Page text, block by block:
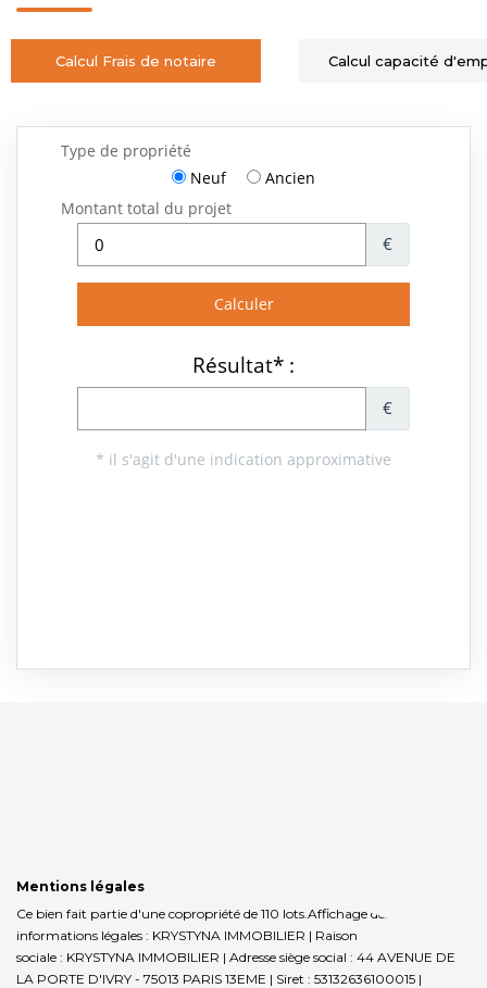
Calcul Frais de notaire Calcul capacité
Mentions légales
Ce bien fait partie d'une copropriété de 110 lots.Affichage des
informations légales : KRYSTYNA IMMOBILIER | Raison
sociale : KRYSTYNA IMMOBILIER | Adresse siège social : 44 AVENUE DE
LA PORTE D'IVRY - 75013 PARIS 13EME | Siret : 53132636100015 |